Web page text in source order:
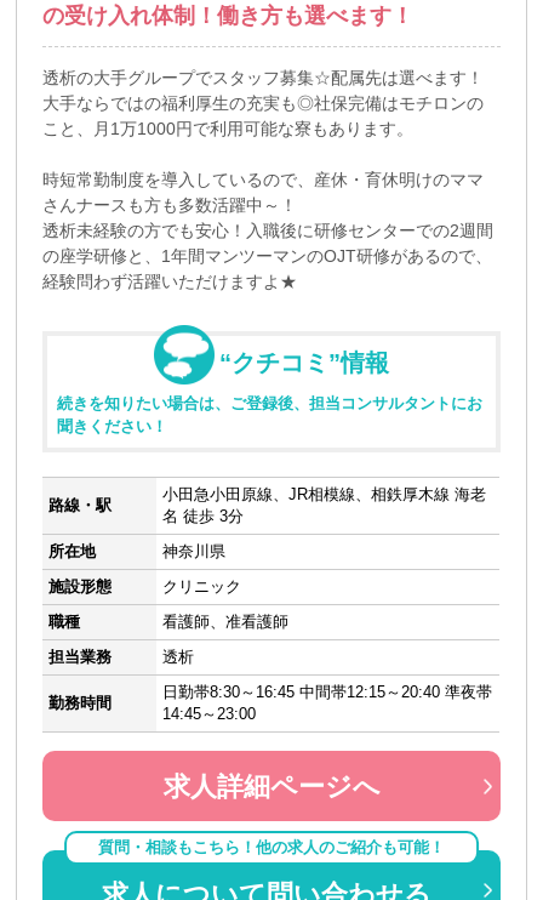
の受け入れ体制！働き方も選べます！
透析の大手グループでスタッフ募集☆配属先は選べます！
大手ならではの福利厚生の充実も◎社保完備はモチロンの
こと、月1万1000円で利用可能な寮もあります。
時短常勤制度を導入しているので、産休・育休明けのママ
さんナースも方も多数活躍中～！
透析未経験の方でも安心！入職後に研修センターでの2週間
の座学研修と、1年間マンツーマンのOJT研修があるので、
経験問わず活躍いただけますよ★
“クチコミ”情報
続きを知りたい場合は、ご登録後、担当コンサルタントにお
聞きください！
路線・駅
小田急小田原線、JR相模線、相鉄厚木線 海老
名 徒歩 3分
所在地
神奈川県
施設形態
クリニック
職種
看護師、准看護師
担当業務
透析
勤務時間
日勤帯8:30～16:45 中間帯12:15～20:40 準夜帯
14:45～23:00
求人詳細ページへ
質問・相談もこちら！他の求人のご紹介も可能！